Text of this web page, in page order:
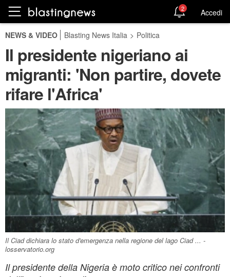
2 Accedi
NEWS & VIDEO Blasting News Italia > Politica
Il presidente nigeriano ai
migranti: 'Non partire, dovete
rifare l'Africa'
Il Ciad dichiara lo stato d'emergenza nella regione del lago Ciad ... -
losservatorio.org
Il presidente della Nigeria è moto critico nei confronti